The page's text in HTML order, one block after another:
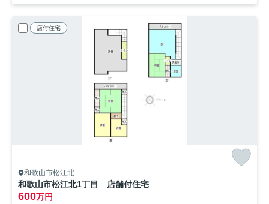
店付住宅
和歌山市松江北
和歌山市松江北1丁目 店舗付住宅
600万円